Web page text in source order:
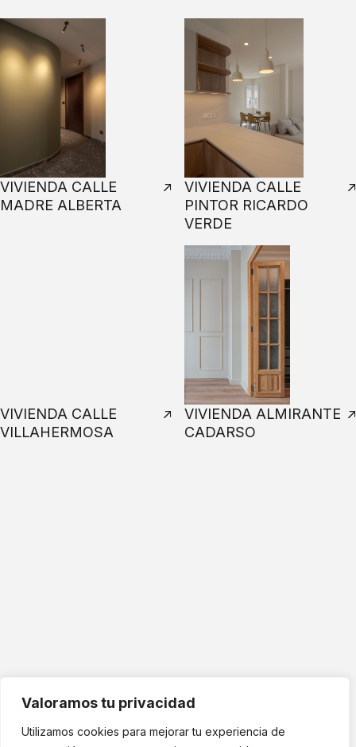
Valoramos tu privacidad
Utilizamos cookies para mejorar tu experiencia de
VIVIENDA CALLE
MADRE ALBERTA
VIVIENDA CALLE
PINTOR RICARDO
VERDE
VIVIENDA CALLE
VILLAHERMOSA
VIVIENDA ALMIRANTE
CADARSO